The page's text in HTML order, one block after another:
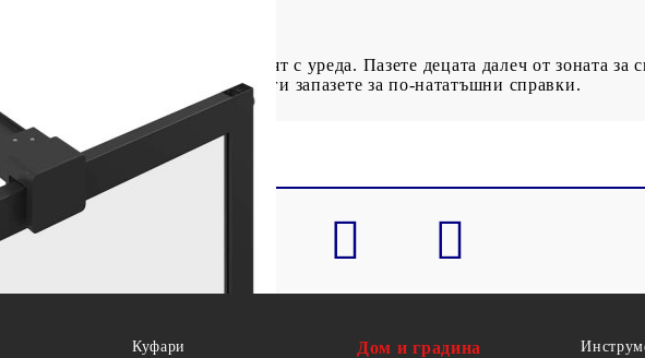
за да се гарантира, че не играят с уреда. Пазете децата далеч от зоната за
преди употреба и ги запазете за по-нататъшни справки.
Куфари
Дом и градина